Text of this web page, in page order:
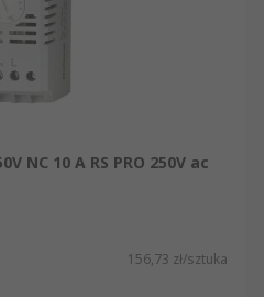
NC 10 A RS PRO 250V ac
156,73 zł/sztuka